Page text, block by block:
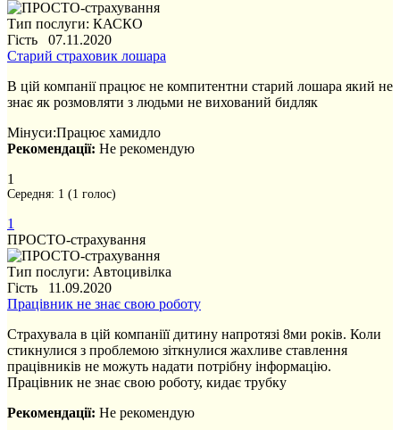
Тип послуги: КАСКО
Гість 07.11.2020
Старий страховик лошара
В цій компанії працює не компитентни старий лошара який не
знає як розмовляти з людьми не вихований бидляк
Мінуси:Працює хамидло
Рекомендації: Не рекомендую
1
Середня: 1 (1 голос)
1
ПРОСТО-страхування
Тип послуги: Автоцивілка
Гість 11.09.2020
Працівник не знає свою роботу
Страхувала в цій компаніїї дитину напротязі 8ми років. Коли
стикнулися з проблемою зіткнулися жахливе ставлення
працівників не можуть надати потрібну інформацію.
Працівник не знає свою роботу, кидає трубку
Рекомендації: Не рекомендую